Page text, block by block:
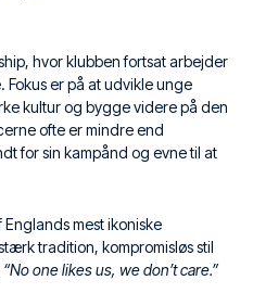
hvor klubben fortsat arbejder
Fokus er på at udvikle unge
kultur og bygge videre på den
ofte er mindre end
for sin kampånd og evne til at
mest ikoniske
tradition, kompromisløs stil
“No one likes us, we don’t care.”